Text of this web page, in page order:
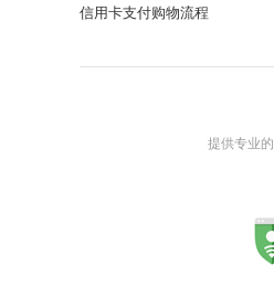
信用卡支付购物流程
提供专业的